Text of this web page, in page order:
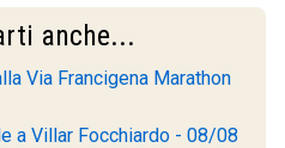
anche...
Via Francigena Marathon
a Villar Focchiardo - 08/08